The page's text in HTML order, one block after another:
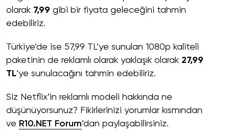
olarak 7,99 gibi bir fiyata geleceğini tahmin
edebiliriz.
Türkiye’de ise 57,99 TL’ye sunulan 1080p kaliteli
paketinin de reklamlı olarak yaklaşık olarak 27,99
TL’ye sunulacağını tahmin edebiliriz.
Siz Netflix’in reklamlı modeli hakkında ne
düşünüyorsunuz? Fikirlerinizi yorumlar kısmından
ve R10.NET Forum’dan paylaşabilirsiniz.